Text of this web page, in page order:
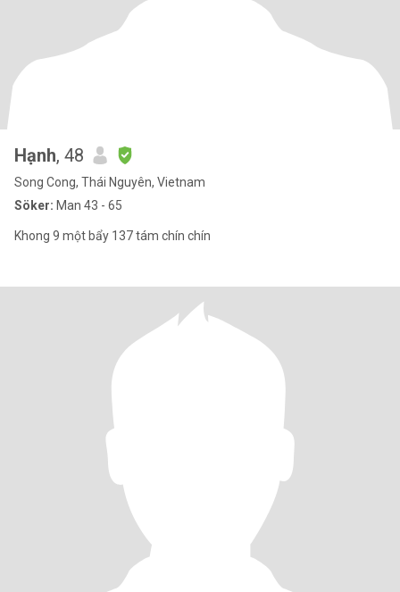
Hạnh, 48
Song Cong, Thái Nguyên, Vietnam
Söker: Man 43 - 65
Khong 9 một bẩy 137 tám chín chín